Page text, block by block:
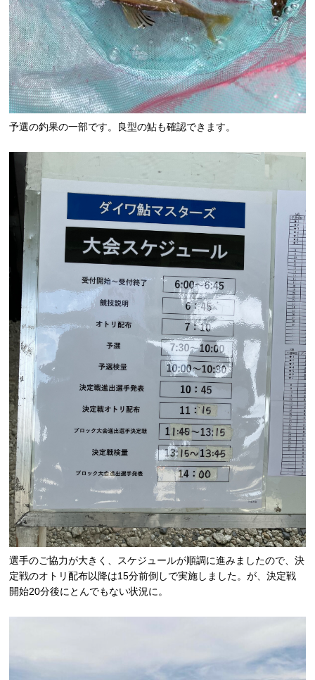
予選の釣果の一部です。良型の鮎も確認できます。
選手のご協力が大きく、スケジュールが順調に進みましたので、決
定戦のオトリ配布以降は15分前倒しで実施しました。が、決定戦
開始20分後にとんでもない状況に。